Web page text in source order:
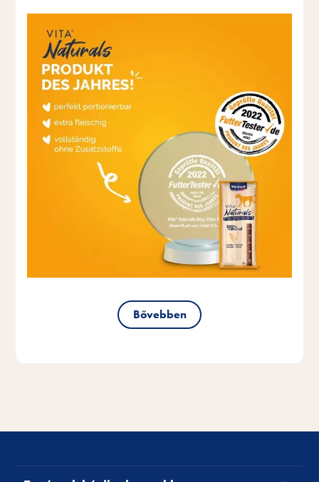
Bővebben